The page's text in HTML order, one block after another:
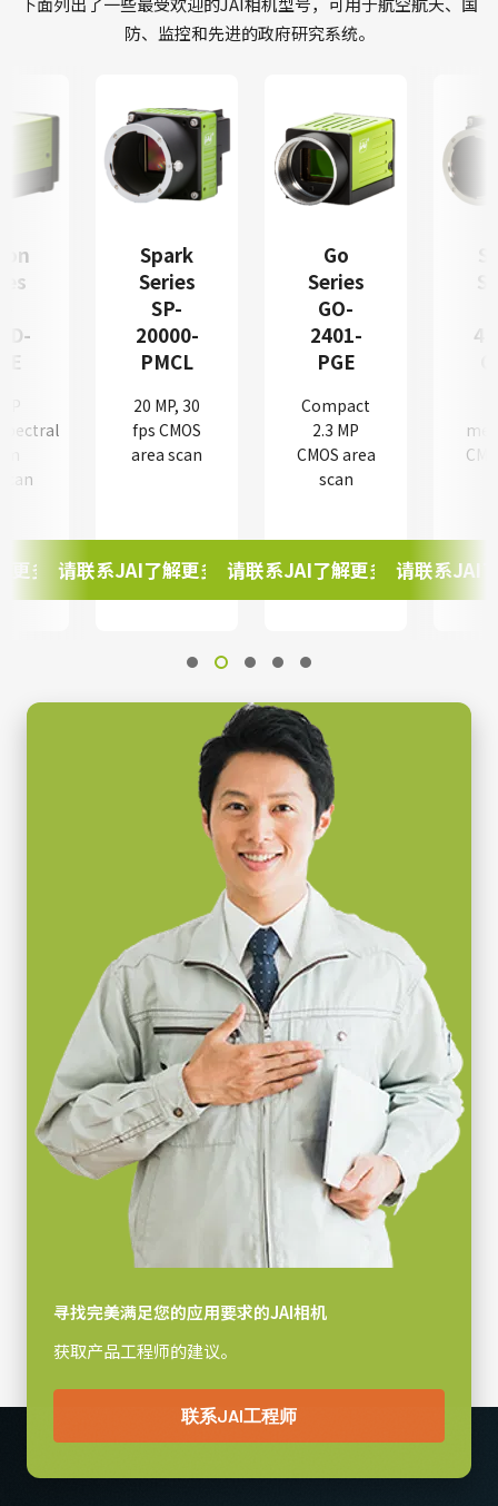
防、监控和先进的政府研究系统。
更多选择。
Spark
Series
SP-
20000-
PMCL
20 MP, 30
fps CMOS
area scan
请联系JAI了解更多选择。
Go
Series
GO-
2401-
PGE
Compact
2.3 MP
CMOS area
scan
请联系JAI了解更多选择。
请联系JAI
寻找完美满足您的应用要求的JAI相机
获取产品工程师的建议。
联系JAI工程师